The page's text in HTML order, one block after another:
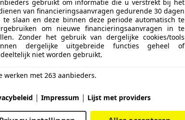
gebruikt om informatie die u verstrekt bij het
van financieringsaanvragen gedurende 30 dagen
te slaan en deze binnen deze periode automatisch te
om nieuwe financieringsaanvragen in te
Zonder het gebruik van dergelijke cookies/tools
dergelijke uitgebreide functies geheel of
niet worden gebruikt.
werken met 263 aanbieders.
| Impressum | Lijst met providers